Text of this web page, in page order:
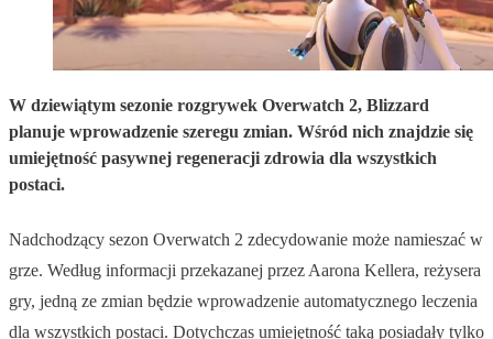
W dziewiątym sezonie rozgrywek Overwatch 2, Blizzard
planuje wprowadzenie szeregu zmian. Wśród nich znajdzie się
umiejętność pasywnej regeneracji zdrowia dla wszystkich
postaci.
Nadchodzący sezon Overwatch 2 zdecydowanie może namieszać w
grze. Według informacji przekazanej przez Aarona Kellera, reżysera
gry, jedną ze zmian będzie wprowadzenie automatycznego leczenia
dla wszystkich postaci. Dotychczas umiejętność taką posiadały tylko